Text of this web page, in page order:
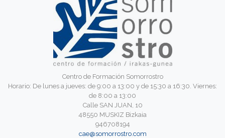
Centro de Formación Somorrostro
Horario: De lunes a jueves: de 9:00 a 13:00 y de 15:30 a 16:30. Viernes:
de 8:00 a 13:00
Calle SAN JUAN, 10
48550 MUSKIZ Bizkaia
946708194
cae@somorrostro.com